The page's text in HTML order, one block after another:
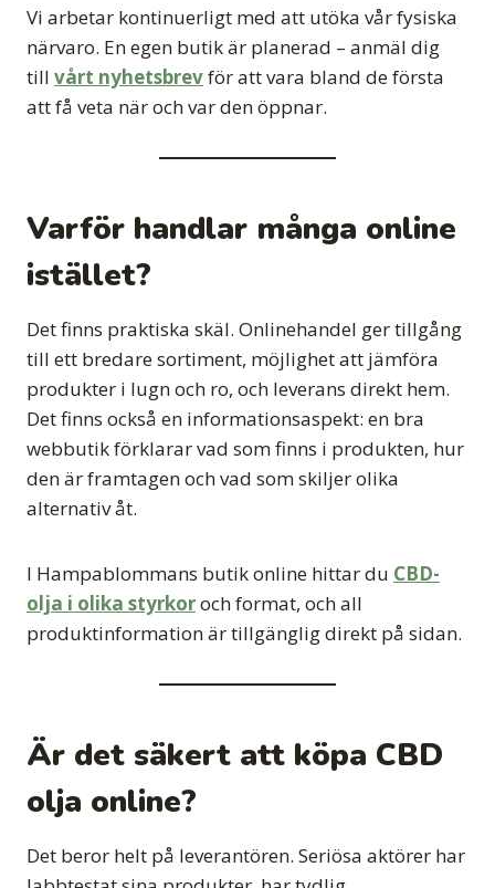
Vi arbetar kontinuerligt med att utöka vår fysiska
närvaro. En egen butik är planerad – anmäl dig
till vårt nyhetsbrevför att vara bland de första
att få veta när och var den öppnar.
Varför handlar många online
istället?
Det finns praktiska skäl. Onlinehandel ger tillgång
till ett bredare sortiment, möjlighet att jämföra
produkter i lugn och ro, och leverans direkt hem.
Det finns också en informationsaspekt: en bra
webbutik förklarar vad som finns i produkten, hur
den är framtagen och vad som skiljer olika
alternativ åt.
I Hampablommans butik online hittar du CBD-
olja i olika styrkoroch format, och all
produktinformation är tillgänglig direkt på sidan.
Är det säkert att köpa CBD
olja online?
Det beror helt på leverantören. Seriösa aktörer har